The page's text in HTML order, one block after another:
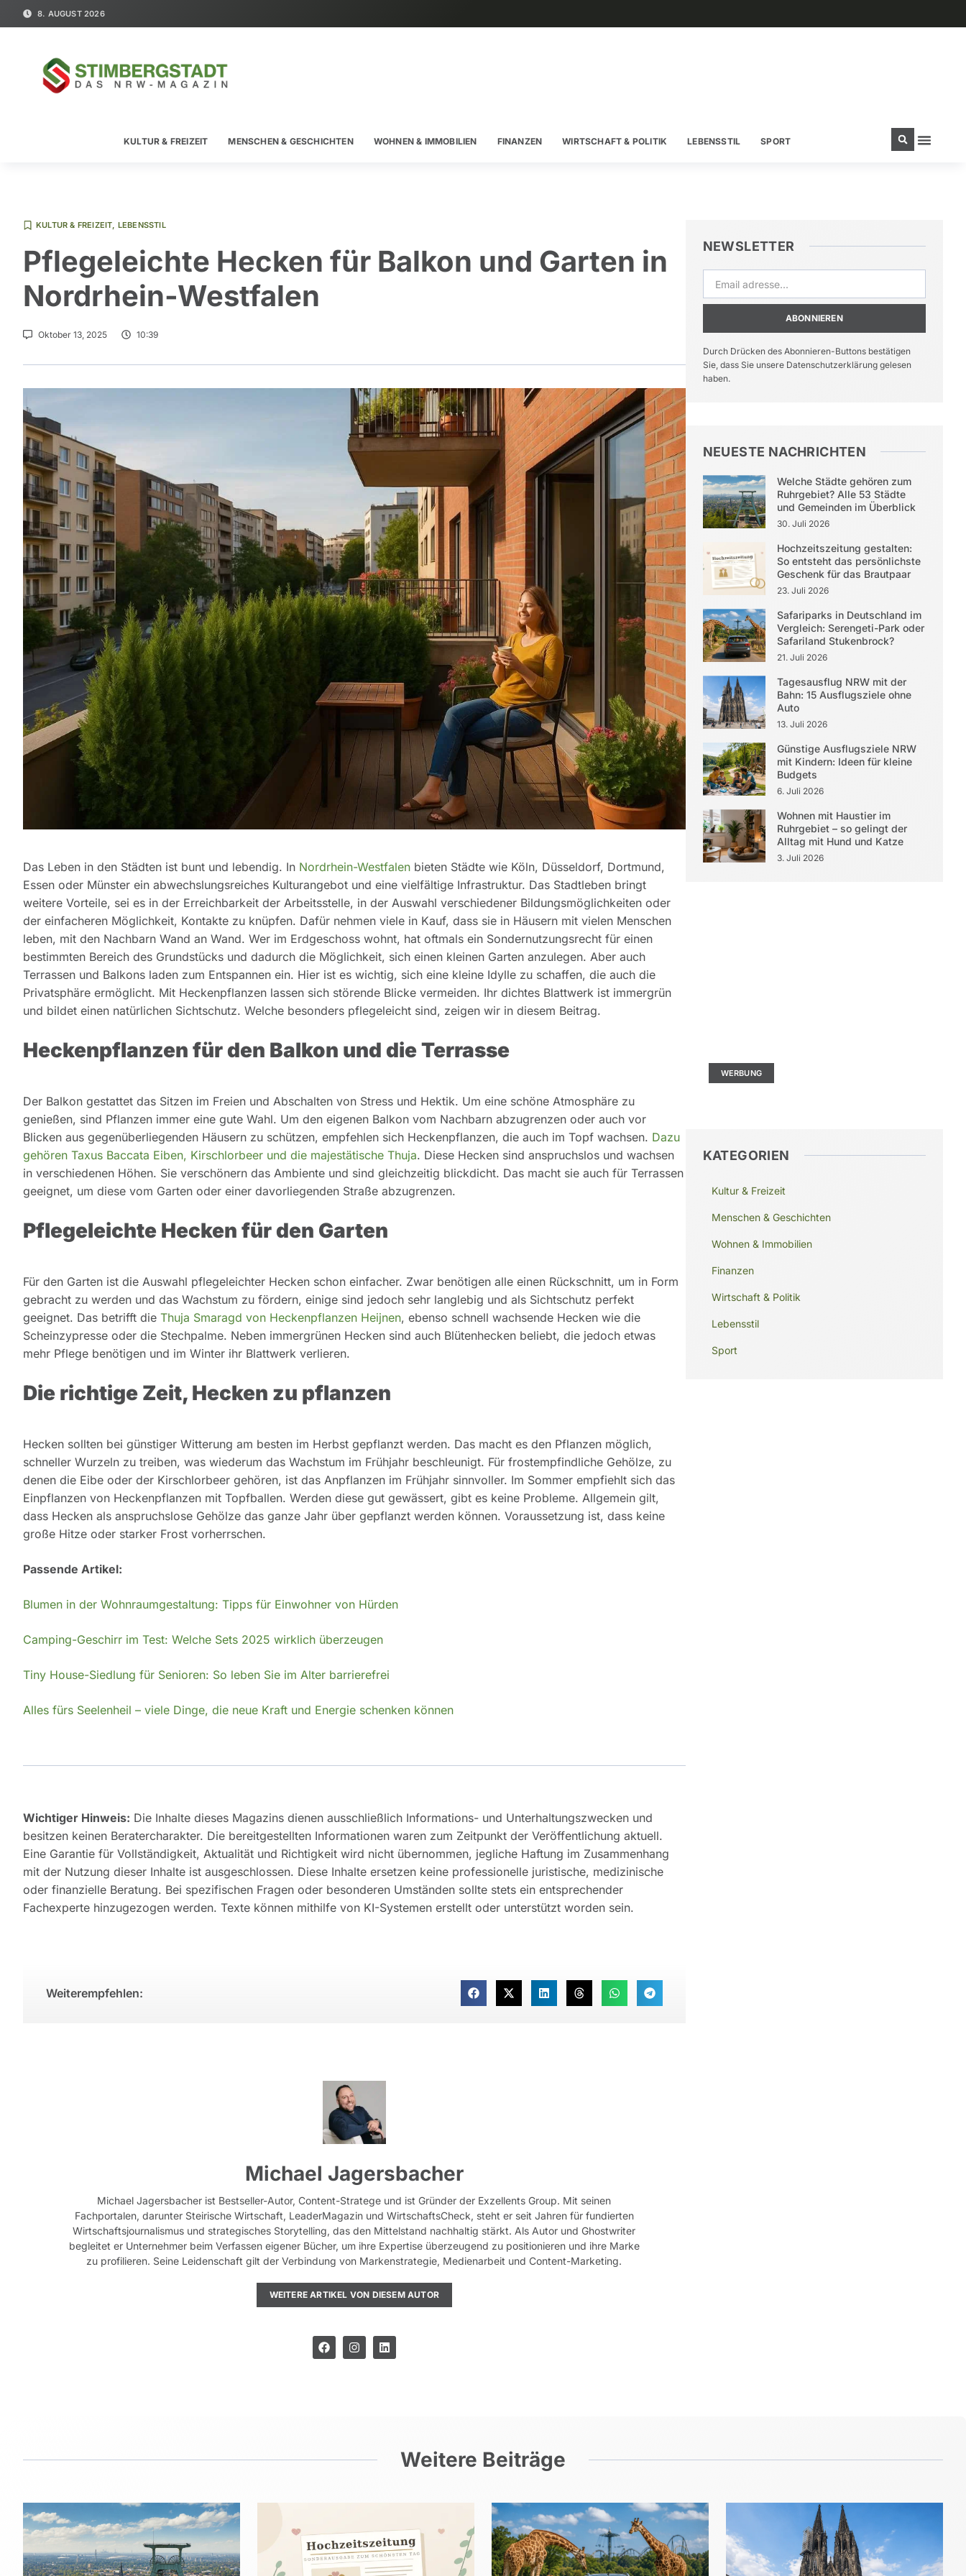
8. AUGUST 2026
KULTUR & FREIZEIT MENSCHEN & GESCHICHTEN WOHNEN & IMMOBILIEN FINANZEN WIRTSCHAFT & POLITIK LEBENSSTIL SPORT
KULTUR & FREIZEIT, LEBENSSTIL
Pflegeleichte Hecken für Balkon und Garten in
Nordrhein-Westfalen
Oktober 13, 2025 10:39
Das Leben in den Städten ist bunt und lebendig. In Nordrhein-Westfalen bieten Städte wie Köln, Düsseldorf, Dortmund,
Essen oder Münster ein abwechslungsreiches Kulturangebot und eine vielfältige Infrastruktur. Das Stadtleben bringt
weitere Vorteile, sei es in der Erreichbarkeit der Arbeitsstelle, in der Auswahl verschiedener Bildungsmöglichkeiten oder
der einfacheren Möglichkeit, Kontakte zu knüpfen. Dafür nehmen viele in Kauf, dass sie in Häusern mit vielen Menschen
leben, mit den Nachbarn Wand an Wand. Wer im Erdgeschoss wohnt, hat oftmals ein Sondernutzungsrecht für einen
bestimmten Bereich des Grundstücks und dadurch die Möglichkeit, sich einen kleinen Garten anzulegen. Aber auch
Terrassen und Balkons laden zum Entspannen ein. Hier ist es wichtig, sich eine kleine Idylle zu schaffen, die auch die
Privatsphäre ermöglicht. Mit Heckenpflanzen lassen sich störende Blicke vermeiden. Ihr dichtes Blattwerk ist immergrün
und bildet einen natürlichen Sichtschutz. Welche besonders pflegeleicht sind, zeigen wir in diesem Beitrag.
Heckenpflanzen für den Balkon und die Terrasse
Der Balkon gestattet das Sitzen im Freien und Abschalten von Stress und Hektik. Um eine schöne Atmosphäre zu
genießen, sind Pflanzen immer eine gute Wahl. Um den eigenen Balkon vom Nachbarn abzugrenzen oder auch vor
Blicken aus gegenüberliegenden Häusern zu schützen, empfehlen sich Heckenpflanzen, die auch im Topf wachsen. Dazu
gehören Taxus Baccata Eiben, Kirschlorbeer und die majestätische Thuja. Diese Hecken sind anspruchslos und wachsen
in verschiedenen Höhen. Sie verschönern das Ambiente und sind gleichzeitig blickdicht. Das macht sie auch für Terrassen
geeignet, um diese vom Garten oder einer davorliegenden Straße abzugrenzen.
Pflegeleichte Hecken für den Garten
Für den Garten ist die Auswahl pflegeleichter Hecken schon einfacher. Zwar benötigen alle einen Rückschnitt, um in Form
gebracht zu werden und das Wachstum zu fördern, einige sind jedoch sehr langlebig und als Sichtschutz perfekt
geeignet. Das betrifft die Thuja Smaragd von Heckenpflanzen Heijnen, ebenso schnell wachsende Hecken wie die
Scheinzypresse oder die Stechpalme. Neben immergrünen Hecken sind auch Blütenhecken beliebt, die jedoch etwas
mehr Pflege benötigen und im Winter ihr Blattwerk verlieren.
Die richtige Zeit, Hecken zu pflanzen
Hecken sollten bei günstiger Witterung am besten im Herbst gepflanzt werden. Das macht es den Pflanzen möglich,
schneller Wurzeln zu treiben, was wiederum das Wachstum im Frühjahr beschleunigt. Für frostempfindliche Gehölze, zu
denen die Eibe oder der Kirschlorbeer gehören, ist das Anpflanzen im Frühjahr sinnvoller. Im Sommer empfiehlt sich das
Einpflanzen von Heckenpflanzen mit Topfballen. Werden diese gut gewässert, gibt es keine Probleme. Allgemein gilt,
dass Hecken als anspruchslose Gehölze das ganze Jahr über gepflanzt werden können. Voraussetzung ist, dass keine
große Hitze oder starker Frost vorherrschen.
Passende Artikel:
Blumen in der Wohnraumgestaltung: Tipps für Einwohner von Hürden
Camping-Geschirr im Test: Welche Sets 2025 wirklich überzeugen
Tiny House-Siedlung für Senioren: So leben Sie im Alter barrierefrei
Alles fürs Seelenheil – viele Dinge, die neue Kraft und Energie schenken können
Wichtiger Hinweis: Die Inhalte dieses Magazins dienen ausschließlich Informations- und Unterhaltungszwecken und
besitzen keinen Beratercharakter. Die bereitgestellten Informationen waren zum Zeitpunkt der Veröffentlichung aktuell.
Eine Garantie für Vollständigkeit, Aktualität und Richtigkeit wird nicht übernommen, jegliche Haftung im Zusammenhang
mit der Nutzung dieser Inhalte ist ausgeschlossen. Diese Inhalte ersetzen keine professionelle juristische, medizinische
oder finanzielle Beratung. Bei spezifischen Fragen oder besonderen Umständen sollte stets ein entsprechender
Fachexperte hinzugezogen werden. Texte können mithilfe von KI-Systemen erstellt oder unterstützt worden sein.
Weiterempfehlen:
Michael Jagersbacher
Michael Jagersbacher ist Bestseller-Autor, Content-Stratege und ist Gründer der Exzellents Group. Mit seinen
Fachportalen, darunter Steirische Wirtschaft, LeaderMagazin und WirtschaftsCheck, steht er seit Jahren für fundierten
Wirtschaftsjournalismus und strategisches Storytelling, das den Mittelstand nachhaltig stärkt. Als Autor und Ghostwriter
begleitet er Unternehmer beim Verfassen eigener Bücher, um ihre Expertise überzeugend zu positionieren und ihre Marke
zu profilieren. Seine Leidenschaft gilt der Verbindung von Markenstrategie, Medienarbeit und Content-Marketing.
WEITERE ARTIKEL VON DIESEM AUTOR
NEWSLETTER
ABONNIEREN
Durch Drücken des Abonnieren-Buttons bestätigen
Sie, dass Sie unsere Datenschutzerklärung gelesen
haben.
NEUESTE NACHRICHTEN
Welche Städte gehören zum
Ruhrgebiet? Alle 53 Städte
und Gemeinden im Überblick
30. Juli 2026
Hochzeitszeitung gestalten:
So entsteht das persönlichste
Geschenk für das Brautpaar
23. Juli 2026
Safariparks in Deutschland im
Vergleich: Serengeti-Park oder
Safariland Stukenbrock?
21. Juli 2026
Tagesausflug NRW mit der
Bahn: 15 Ausflugsziele ohne
Auto
13. Juli 2026
Günstige Ausflugsziele NRW
mit Kindern: Ideen für kleine
Budgets
6. Juli 2026
Wohnen mit Haustier im
Ruhrgebiet – so gelingt der
Alltag mit Hund und Katze
3. Juli 2026
WERBUNG
KATEGORIEN
Kultur & Freizeit
Menschen & Geschichten
Wohnen & Immobilien
Finanzen
Wirtschaft & Politik
Lebensstil
Sport
Weitere Beiträge